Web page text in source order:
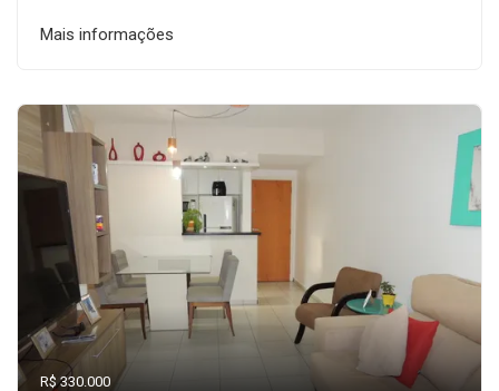
Mais informações
R$ 330.000